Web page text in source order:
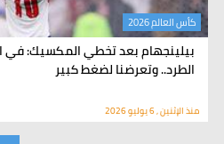
بيلينجهام بعد تخطي المكسيك: في
الطرد.. وتعرضنا لضغط كبير
كأس العالم 2026
منذ الإثنين , 6 يوليو 2026